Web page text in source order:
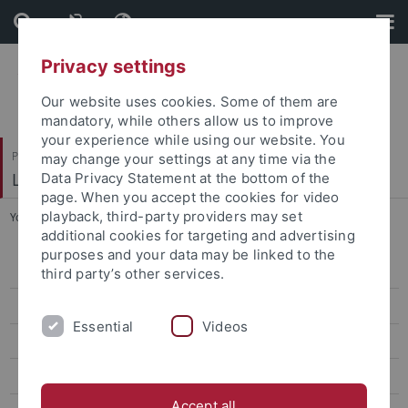
Skip
to
content
Skip
to
footer
Philosophische Fakultät
Lehrstuhl Prof. Dr. Georg Braungart
You are here: Startseite ... Frederik Schneeweiss M.A.
Dr. Moritz Strohschneider
Marc Seiffarth, M.A.
Privacy settings
Our website uses cookies. Some of them are
mandatory, while others allow us to improve
your experience while using our website. You
may change your settings at any time via the
Data Privacy Statement at the bottom of the
page. When you accept the cookies for video
playback, third-party providers may set
additional cookies for targeting and advertising
purposes and your data may be linked to the
third party’s other services.
Essential Videos